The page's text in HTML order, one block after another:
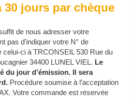
30 jours par chèque
de nous adresser votre
pas d'indiquer votre N° de
celui-ci à TRCONSEIL 530 Rue du
34400 LUNEL VIEL. Le
du jour d’émission. Il sera
Procédure soumise à l’acceptation
Votre commande est réservée